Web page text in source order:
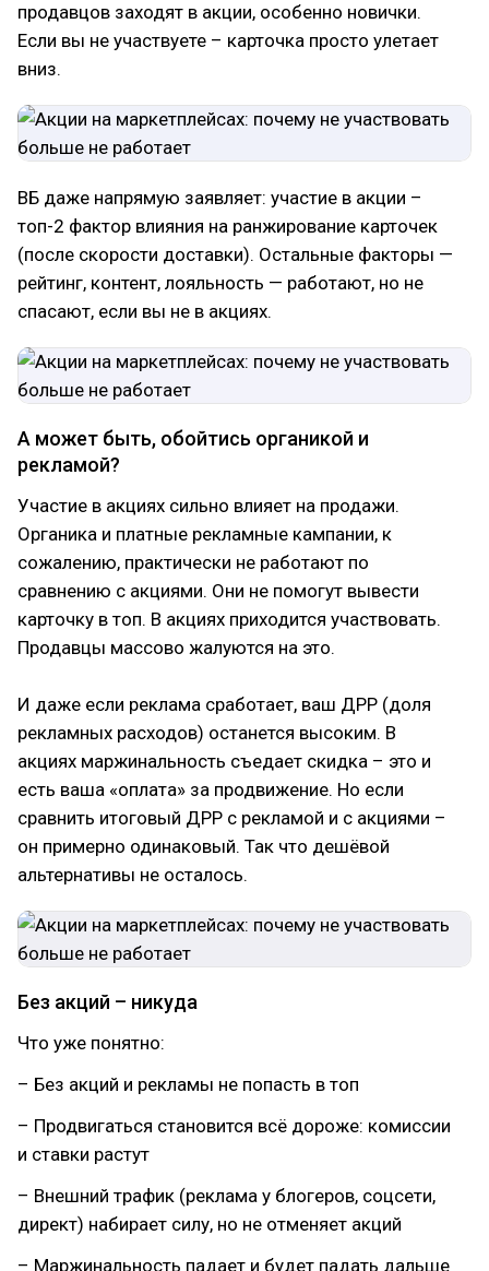
продавцов заходят в акции, особенно новички.
Если вы не участвуете – карточка просто улетает
вниз.
ВБ даже напрямую заявляет: участие в акции –
топ-2 фактор влияния на ранжирование карточек
(после скорости доставки). Остальные факторы —
рейтинг, контент, лояльность — работают, но не
спасают, если вы не в акциях.
А может быть, обойтись органикой и
рекламой?
Участие в акциях сильно влияет на продажи.
Органика и платные рекламные кампании, к
сожалению, практически не работают по
сравнению с акциями. Они не помогут вывести
карточку в топ. В акциях приходится участвовать.
Продавцы массово жалуются на это.
И даже если реклама сработает, ваш ДРР (доля
рекламных расходов) останется высоким. В
акциях маржинальность съедает скидка – это и
есть ваша «оплата» за продвижение. Но если
сравнить итоговый ДРР с рекламой и с акциями –
он примерно одинаковый. Так что дешёвой
альтернативы не осталось.
Без акций – никуда
Что уже понятно:
– Без акций и рекламы не попасть в топ
– Продвигаться становится всё дороже: комиссии
и ставки растут
– Внешний трафик (реклама у блогеров, соцсети,
директ) набирает силу, но не отменяет акций
– Маржинальность падает и будет падать дальше